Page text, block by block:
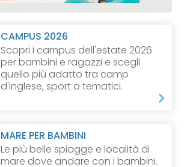
CAMPUS 2026
Scopri i campus dell'estate 2026
per bambini e ragazzi e scegli
quello più adatto tra camp
d'inglese, sport o tematici.
MARE PER BAMBINI
Le più belle spiagge e località di
mare dove andare con i bambini.